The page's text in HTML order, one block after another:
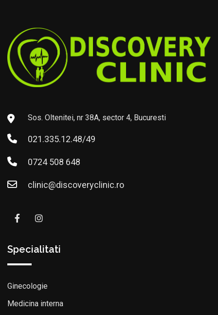
Sos. Oltenitei, nr 38A, sector 4, Bucuresti
021.335.12.48/49
0724 508 648
clinic@discoveryclinic.ro
Specialitati
Ginecologie
Medicina interna